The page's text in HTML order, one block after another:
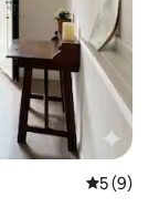
5 (9)